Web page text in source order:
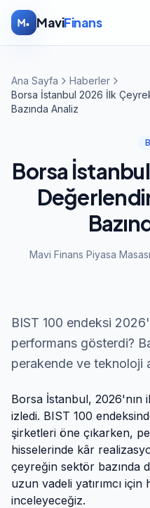
İçeriğe atla
MaviFinans
Ana Sayfa
Haberler
Borsa İstanbul 2026 İlk
Bazında Analiz
Borsa
Mavi Finans Piyasa Masası
BIST 100 endeksi
performans gösterdi?
perakende ve teknoloji
Borsa İstanbul, 2026'nın
izledi. BIST 100
şirketleri öne çıkarken,
hisselerinde kâr
çeyreğin sektör bazında
uzun vadeli yatırımcı için
inceleyeceğiz.